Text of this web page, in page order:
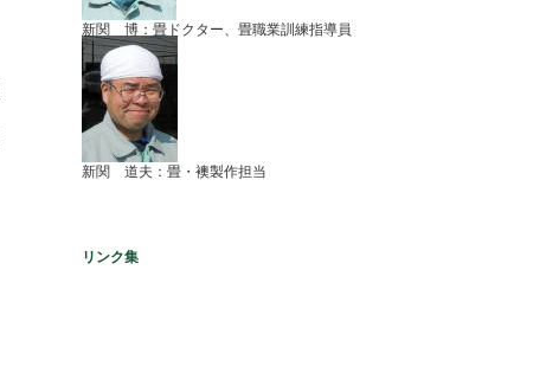
新関 博：畳ドクター、畳職業訓練指導員
新関 道夫：畳・襖製作担当
リンク集